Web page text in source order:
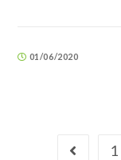
01/06/2020
1